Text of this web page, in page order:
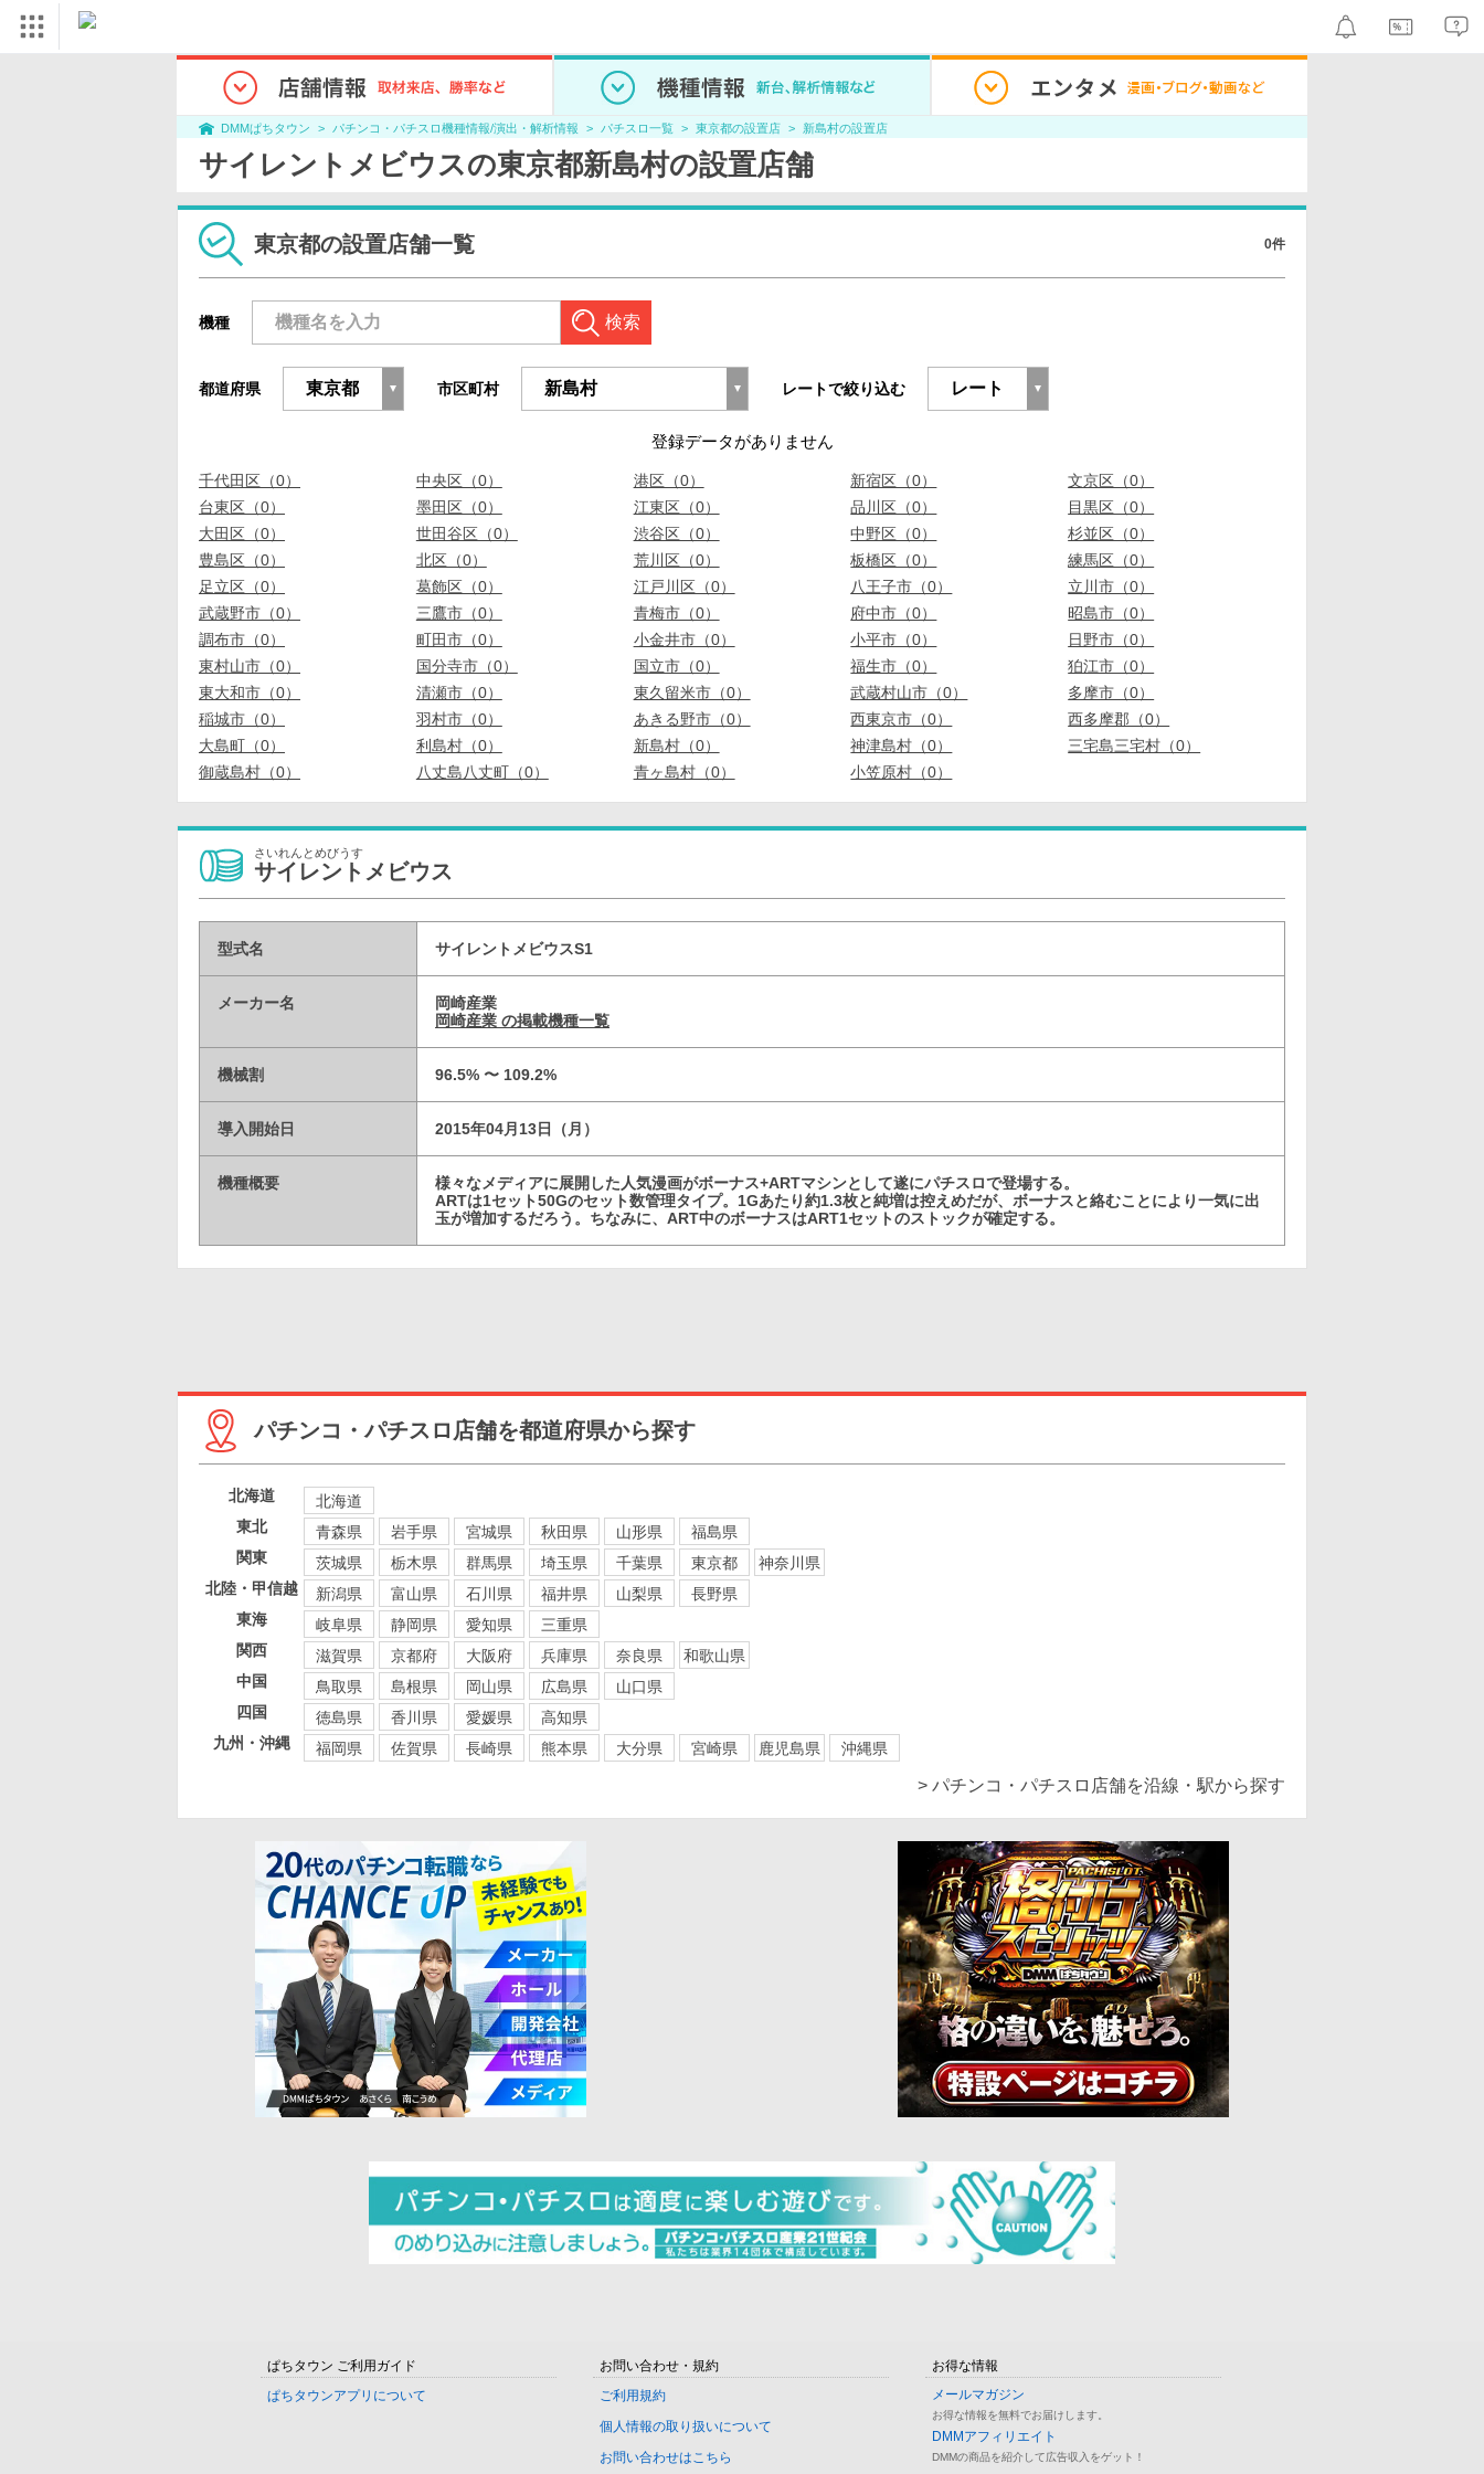
DMMぱちタウン パチンコ・パチスロ機種情報/演出・解析情報 パチスロ一覧 東京都の設置店 新島村の設置店
サイレントメビウスの東京都新島村の設置店舗
東京都の設置店舗一覧 0件
機種 検索
都道府県 市区町村 レートで絞り込む
登録データがありません
千代田区（0） 中央区（0） 港区（0） 新宿区（0）
文京区（0）
台東区（0）
墨田区（0） 江東区（0） 品川区（0）
目黒区（0）
大田区（0）
世田谷区（0） 渋谷区（0） 中野区（0）
杉並区（0）
豊島区（0）
北区（0） 荒川区（0） 板橋区（0）
練馬区（0）
足立区（0）
葛飾区（0） 江戸川区（0） 八王子市（0）
立川市（0）
武蔵野市（0）
三鷹市（0） 青梅市（0） 府中市（0）
昭島市（0）
調布市（0）
町田市（0） 小金井市（0） 小平市（0）
日野市（0）
東村山市（0）
国分寺市（0） 国立市（0） 福生市（0）
狛江市（0）
東大和市（0）
清瀬市（0） 東久留米市（0） 武蔵村山市（0）
多摩市（0）
稲城市（0）
羽村市（0） あきる野市（0） 西東京市（0）
西多摩郡（0）
大島町（0）
利島村（0） 新島村（0） 神津島村（0）
三宅島三宅村（0）
御蔵島村（0）
八丈島八丈町（0） 青ヶ島村（0） 小笠原村（0）
さいれんとめびうす
サイレントメビウス
型式名 サイレントメビウスS1
メーカー名
岡崎産業
岡崎産業 の掲載機種一覧
機械割 96.5% 〜 109.2%
導入開始日 2015年04月13日（月）
機種概要
様々なメディアに展開した人気漫画がボーナス+ARTマシンとして遂にパチスロで登場する。
ARTは1セット50Gのセット数管理タイプ。1Gあたり約1.3枚と純増は控えめだが、ボーナスと絡むことにより一気に出
玉が増加するだろう。ちなみに、ART中のボーナスはART1セットのストックが確定する。
パチンコ・パチスロ店舗を都道府県から探す
北海道
北海道
東北
青森県 岩手県 宮城県 秋田県 山形県
福島県
関東
茨城県 栃木県 群馬県 埼玉県 千葉県 東京都
神奈川県
北陸・甲信越
新潟県 富山県 石川県 福井県 山梨県
長野県
東海
岐阜県 静岡県 愛知県
三重県
関西
滋賀県 京都府 大阪府 兵庫県 奈良県
和歌山県
中国
鳥取県 島根県 岡山県 広島県
山口県
四国
徳島県 香川県 愛媛県
高知県
九州・沖縄
福岡県 佐賀県 長崎県 熊本県 大分県 宮崎県 鹿児島県 沖縄県
> パチンコ・パチスロ店舗を沿線・駅から探す
ぱちタウン ご利用ガイド
ぱちタウンアプリについて
お問い合わせ・規約
ご利用規約
個人情報の取り扱いについて
お問い合わせはこちら
お得な情報
メールマガジン
お得な情報を無料でお届けします。
DMMアフィリエイト
DMMの商品を紹介して広告収入をゲット！